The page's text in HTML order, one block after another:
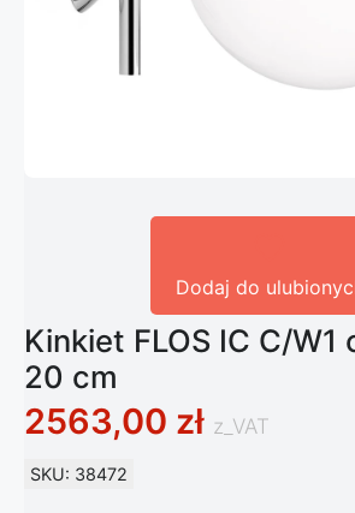
Dodaj do
Kinkiet FLOS IC C/W1
20 cm
2563,00 zł z_VAT
SKU: 38472